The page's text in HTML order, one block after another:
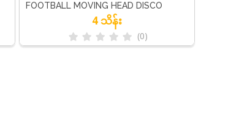
FOOTBALL MOVING HEAD DISCO
4 သိန်း
(0)